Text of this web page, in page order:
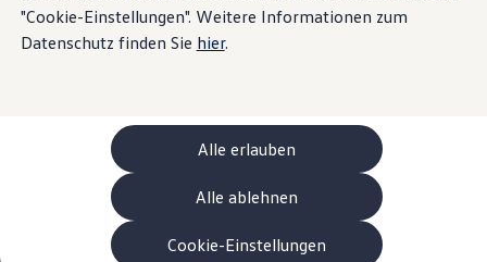
"Cookie-Einstellungen". Weitere Informationen zum
Datenschutz finden Sie hier.
Alle erlauben
Alle ablehnen
Cookie-Einstellungen
Ricaricare fuori casa
Ricarica bidirezionale
Soluzione di energia rinnovabile: Helion
ChargeOn
Tecnologia e batteria
Come funziona il sistema di batterie dei
Garanzia & durata
Riciclaggio: recuperare le materie prime
ID. Display head-up
eHybrid